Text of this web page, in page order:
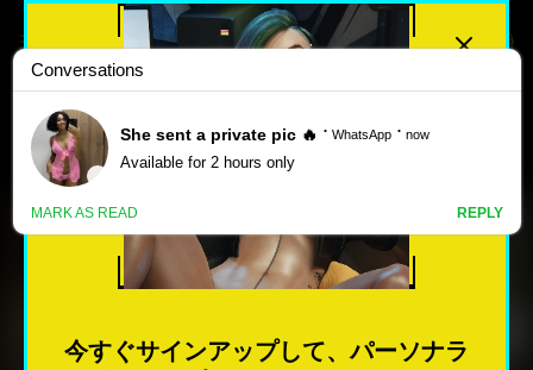
最高評価
人気のある
新しい
ポ
THE BUILDER – NEW EPISODE 5
今すぐサインアップして、パーソナラ